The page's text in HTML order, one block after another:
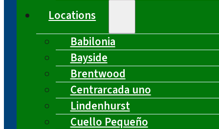
Locations
Babilonia
Bayside
Brentwood
Centrarcada uno
Lindenhurst
Cuello Pequeño